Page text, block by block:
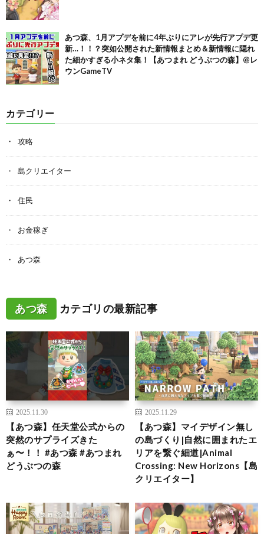
あつ森、1月アプデを前に4年ぶりにアレが先行アプデ更
新…！！？突如公開された新情報まとめ＆新情報に隠れ
た細かすぎる小ネタ集！【あつまれ どうぶつの森】@レ
ウンGameTV
カテゴリー
攻略
島クリエイター
住民
お金稼ぎ
あつ森
あつ森 カテゴリの最新記事
2025.11.30
【あつ森】任天堂公式からの
突然のサプライズきた
ぁ〜！！ #あつ森 #あつまれ
どうぶつの森
2025.11.29
【あつ森】マイデザイン無し
の島づくり|自然に囲まれたエ
リアを繋ぐ細道|Animal
Crossing: New Horizons【島
クリエイター】